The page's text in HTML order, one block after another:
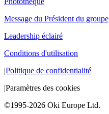
Message du Président du groupe
Leadership éclairé
Conditions d'utilisation
|Politique de confidentialité
|Paramètres des cookies
©1995-2026 Oki Europe Ltd.